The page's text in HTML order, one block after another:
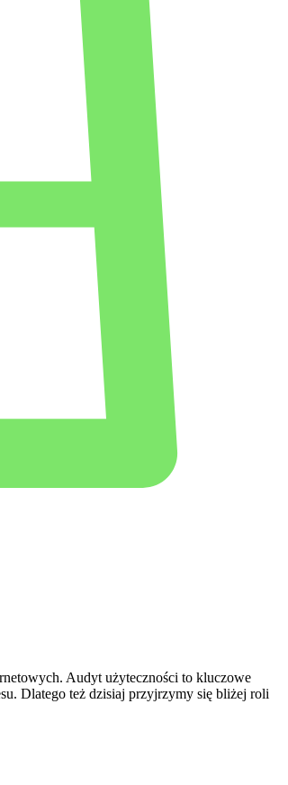
Audyt ⁤użyteczności to kluczowe
Dlatego też dzisiaj przyjrzymy się bliżej roli